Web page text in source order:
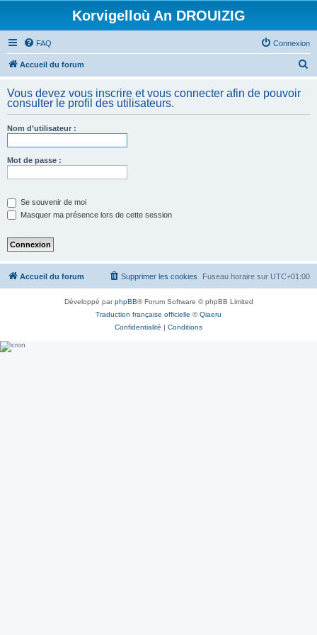
Korvigelloù An DROUIZIG
FAQ Connexion
Accueil du forum
h
Vous devez vous inscrire et vous connecter afin de pouvoir
consulter le profil des utilisateurs.
Nom d’utilisateur :
Mot de passe :
Se souvenir de moi
Masquer ma présence lors de cette session
Accueil du forum Fuseau horaire sur UTC+01:00
Supprimer les cookies
Développé parphpBB® Forum Software © phpBB Limited
Traduction française officielle ©Qiaeru
Confidentialité | Conditions